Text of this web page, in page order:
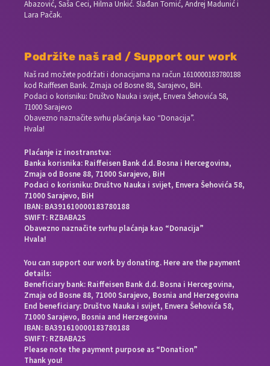
Abazović, Saša Ceci, Hilma Unkić. Slađan Tomić, Andrej Madunić i
Lara Pačak.
Podržite naš rad / Support our work
Naš rad možete podržati i donacijama na račun 1610000183780188
kod Raiffesen Bank. Zmaja od Bosne 88, Sarajevo, BiH.
Podaci o korisniku: Društvo Nauka i svijet, Envera Šehovića 58,
71000 Sarajevo
Obavezno naznačite svrhu plaćanja kao “Donacija”.
Hvala!
Plaćanje iz inostranstva:
Banka korisnika: Raiffeisen Bank d.d. Bosna i Hercegovina,
Zmaja od Bosne 88, 71000 Sarajevo, BiH
Podaci o korisniku: Društvo Nauka i svijet, Envera Šehovića 58,
71000 Sarajevo, BiH
IBAN: BA391610000183780188
SWIFT: RZBABA2S
Obavezno naznačite svrhu plaćanja kao “Donacija”
Hvala!
You can support our work by donating. Here are the payment
details:
Beneficiary bank: Raiffeisen Bank d.d. Bosna i Hercegovina,
Zmaja od Bosne 88, 71000 Sarajevo, Bosnia and Herzegovina
End beneficiary: Društvo Nauka i svijet, Envera Šehovića 58,
71000 Sarajevo, Bosnia and Herzegovina
IBAN: BA391610000183780188
SWIFT: RZBABA2S
Please note the payment purpose as “Donation”
Thank you!